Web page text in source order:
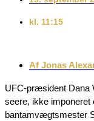
kl. 11:15
Af Jonas
UFC-præsident Dana
seere, ikke imponeret
bantamvægtsmester